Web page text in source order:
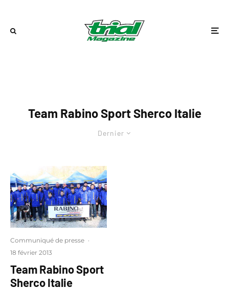
Team Rabino Sport Sherco Italie
Dernier
Communiqué de presse ·
18 février 2013
Team Rabino Sport
Sherco Italie